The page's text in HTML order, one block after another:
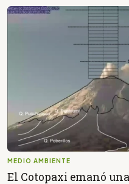
MEDIO AMBIENTE
El Cotopaxi emanó